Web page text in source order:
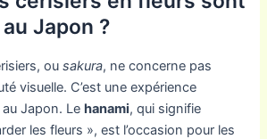
Japon ?
ousakura, ne concerne pas
visuelle. C’est une expérience
au Japon. Lehanami, qui signifie
les fleurs », est l’occasion pour les